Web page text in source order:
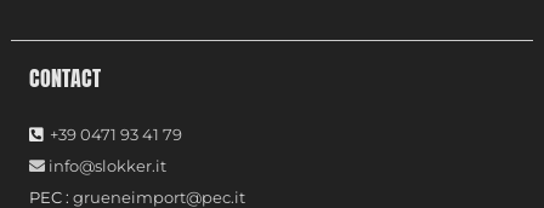
CONTACT
+39 0471 93 41 79
info@slokker.it
PEC :grueneimport@pec.it